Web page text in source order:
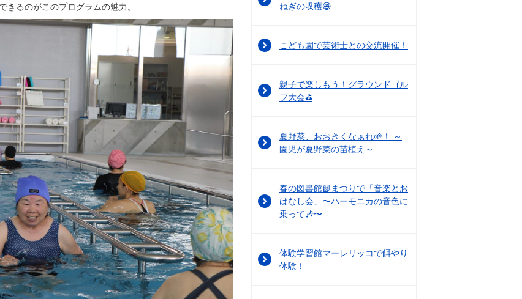
るのがこのプログラムの魅力。
ねぎの収穫😄
こども園で芸術士との交流開催！
親子で楽しもう！グラウンドゴル
フ大会⛳
夏野菜、おおきくなぁれ🌱！ ～
園児が夏野菜の苗植え～
春の図書館📗まつりで「音楽とお
はなし会」〜ハーモニカの音色に
乗って🎶〜
体験学習館マーレリッコで餌やり
体験！